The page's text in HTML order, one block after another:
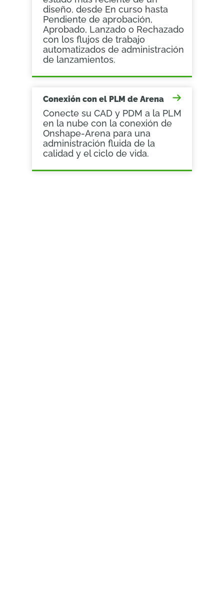
diseño, desde En curso hasta
Pendiente de aprobación,
Aprobado, Lanzado o Rechazado
con los flujos de trabajo
automatizados de administración
de lanzamientos.
Conexión con el PLM de Arena
Conecte su CAD y PDM a la PLM
en la nube con la conexión de
Onshape-Arena para una
administración fluida de la
calidad y el ciclo de vida.